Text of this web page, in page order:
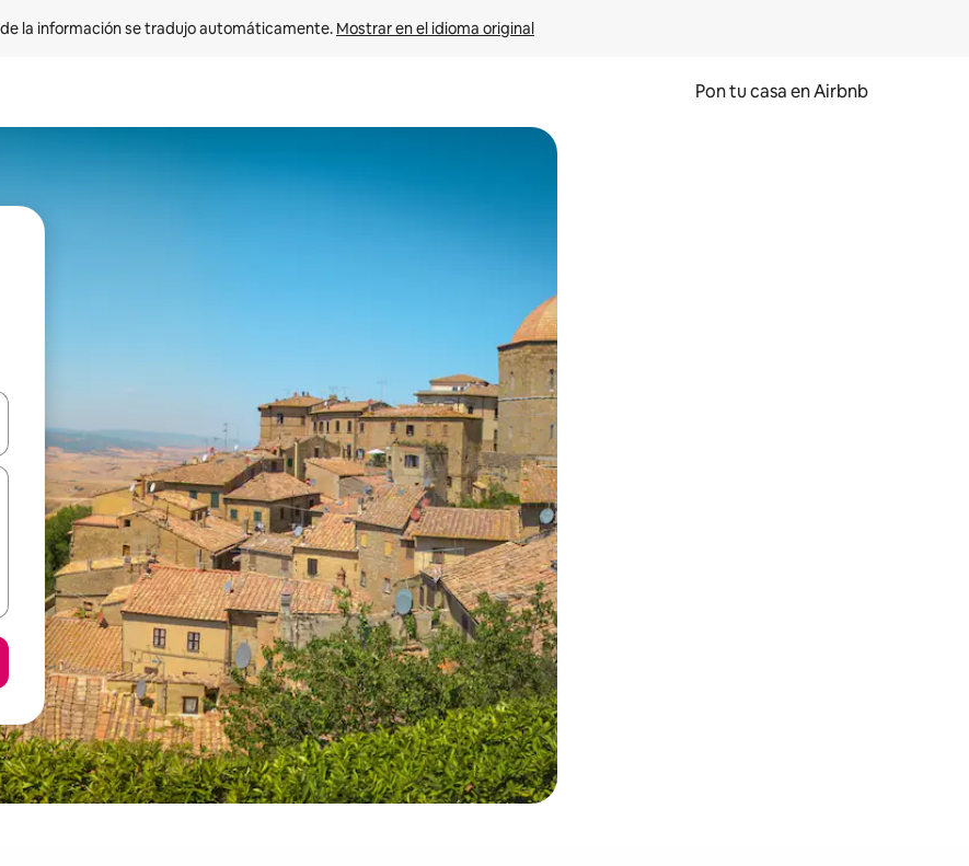
la información se tradujo automáticamente. Mostrar en el idioma original
Pon tu casa en Airbnb
teclas de flecha hacia arriba y hacia abajo o explora con el tacto o desliza el dedo.